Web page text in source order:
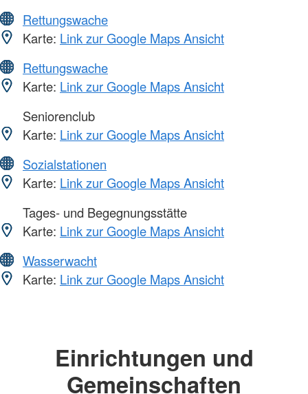
Rettungswache
Karte: Link zur Google Maps Ansicht
Rettungswache
Karte: Link zur Google Maps Ansicht
Seniorenclub
Karte: Link zur Google Maps Ansicht
Sozialstationen
Karte: Link zur Google Maps Ansicht
Tages- und Begegnungsstätte
Karte: Link zur Google Maps Ansicht
Wasserwacht
Karte: Link zur Google Maps Ansicht
Einrichtungen und
Gemeinschaften